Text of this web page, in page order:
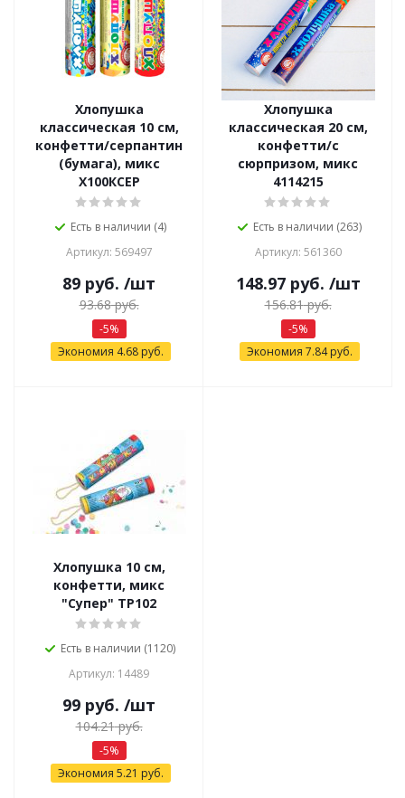
Хлопушка
классическая 10 см,
конфетти/серпантин
(бумага), микс
Х100КСЕР
Есть в наличии (4)
Артикул: 569497
89 руб. /шт
93.68руб.
-5%
Экономия 4.68руб.
Хлопушка
классическая 20 см,
конфетти/с
сюрпризом, микс
4114215
Есть в наличии (263)
Артикул: 561360
148.97руб. /шт
156.81руб.
-5%
Экономия 7.84руб.
Хлопушка 10 см,
конфетти, микс
"Супер" ТР102
Есть в наличии (1120)
Артикул: 14489
99 руб. /шт
104.21руб.
-5%
Экономия 5.21 руб.